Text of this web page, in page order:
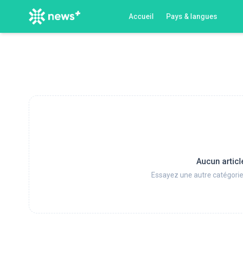
Accueil Pays & langues
Aucun
Essayez une autre